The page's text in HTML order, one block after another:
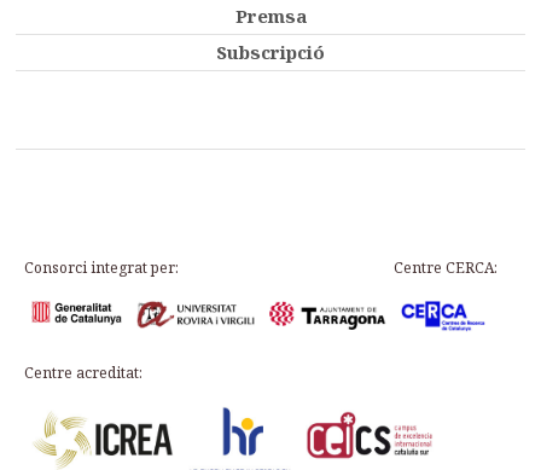
Premsa
Subscripció
Consorci integrat per: Centre CERCA:
Centre acreditat: